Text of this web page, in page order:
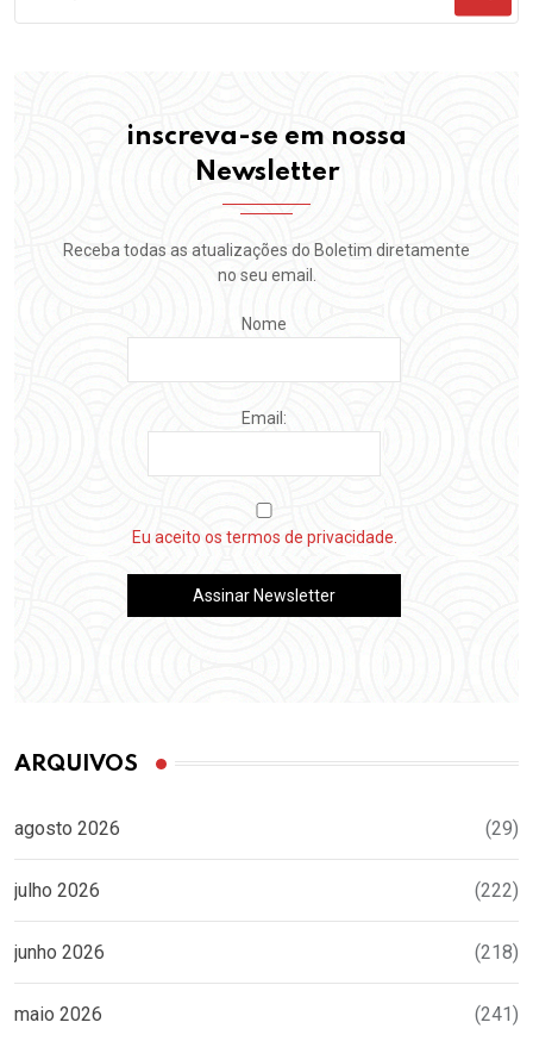
inscreva-se em nossa
Newsletter
Receba todas as atualizações do Boletim diretamente
no seu email.
Nome
Email:
Eu aceito os termos de privacidade.
ARQUIVOS
agosto 2026 (29)
julho 2026 (222)
junho 2026 (218)
maio 2026 (241)